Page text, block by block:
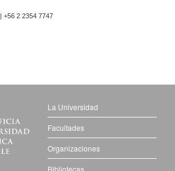
| +56 2 2354 7747
La Universidad
Facultades
Organizaciones
Bibliotecas